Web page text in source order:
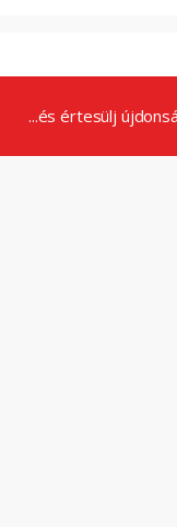
...és értesülj